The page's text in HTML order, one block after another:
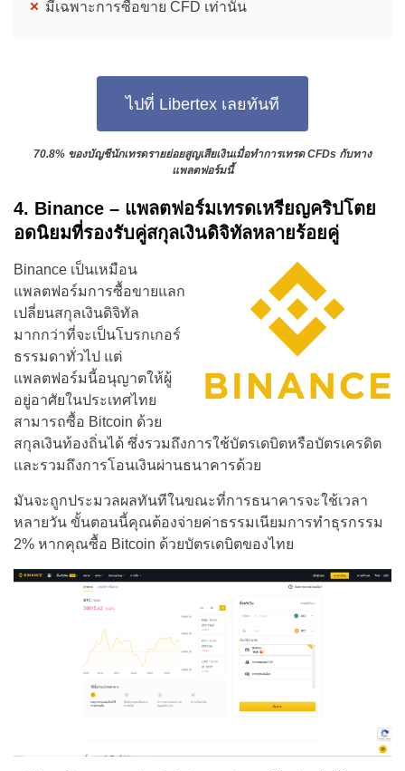
มีเฉพาะการซื้อขาย CFD เท่านั้น
ไปที่ Libertex เลยทันที
70.8% ของบัญชีนักเทรดรายย่อยสูญเสียเงินเมื่อทำการเทรด CFDs กับทาง
แพลตฟอร์มนี้
4. Binance – แพลตฟอร์มเทรดเหรียญคริปโตย
อดนิยมที่รองรับคู่สกุลเงินดิจิทัลหลายร้อยคู่
Binance เป็นเหมือน
แพลตฟอร์มการซื้อขายแลก
เปลี่ยนสกุลเงินดิจิทัล
มากกว่าที่จะเป็นโบรกเกอร์
ธรรมดาทั่วไป แต่
แพลตฟอร์มนี้อนุญาตให้ผู้
อยู่อาศัยในประเทศไทย
สามารถซื้อ Bitcoin ด้วย
สกุลเงินท้องถิ่นได้ ซึ่งรวมถึงการใช้บัตรเดบิตหรือบัตรเครดิต
และรวมถึงการโอนเงินผ่านธนาคารด้วย
มันจะถูกประมวลผลทันทีในขณะที่การธนาคารจะใช้เวลา
หลายวัน ขั้นตอนนี้คุณต้องจ่ายค่าธรรมเนียมการทำธุรกรรม
2% หากคุณซื้อ Bitcoin ด้วยบัตรเดบิตของไทย